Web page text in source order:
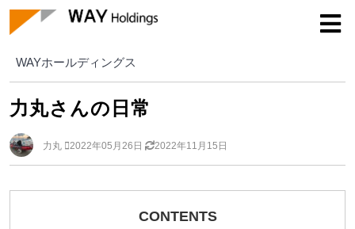
WAYホールディングス
WAYホールディングス
力丸さんの日常
力丸 2022年05月26日 2022年11月15日
CONTENTS